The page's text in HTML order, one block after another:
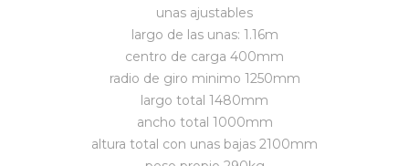
unas ajustables
largo de las unas: 1.16m
centro de carga 400mm
radio de giro minimo 1250mm
largo total 1480mm
ancho total 1000mm
altura total con unas bajas 2100mm
Juguetes y artículos para bebé
Ferretería